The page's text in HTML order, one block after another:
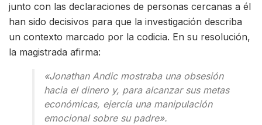
junto con las declaraciones de personas cercanas a él
han sido decisivos para que la investigación describa
un contexto marcado por la codicia. En su resolución,
la magistrada afirma:
«Jonathan Andic mostraba una obsesión
hacia el dinero y, para alcanzar sus metas
económicas, ejercía una manipulación
emocional sobre su padre».